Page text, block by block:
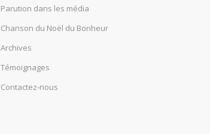
Parution dans les média
Chanson du Noël du Bonheur
Archives
Témoignages
Contactez‐nous